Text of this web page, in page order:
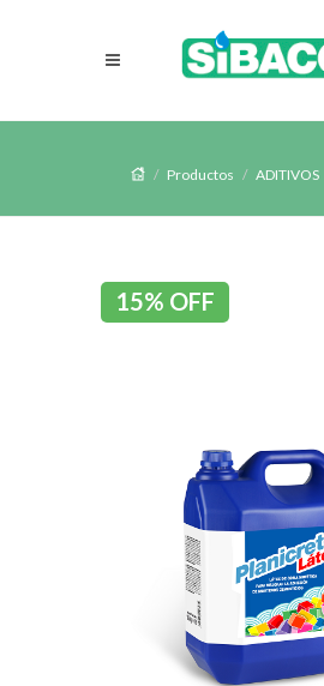
Productos ADITIVOS
15% OFF